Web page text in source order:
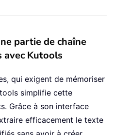
partie de chaîne
avec Kutools
qui exigent de mémoriser
simplifie cette
Grâce à son interface
efficacement le texte